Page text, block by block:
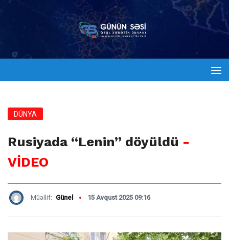
DÜNYA
Rusiyada “Lenin” döyüldü -
VİDEO
Müəllif: Günel 15 Avqust 2025 09:16